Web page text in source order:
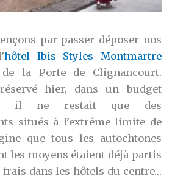
par passer déposer nos
hôtel Ibis Styles Montmartre
la Porte de Clignancourt.
hier, dans un budget
il ne restait que des
situés à l’extrême limite de
que tous les autochtones
les moyens étaient déjà partis
frais dans les hôtels du centre…